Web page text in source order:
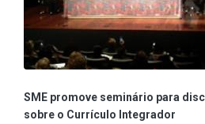
SME promove seminário para
sobre o Currículo Integrador